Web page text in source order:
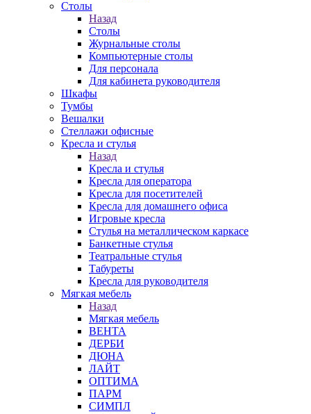
Столы
Назад
Столы
Журнальные столы
Компьютерные столы
Для персонала
Для кабинета руководителя
Шкафы
Тумбы
Вешалки
Стеллажи офисные
Кресла и стулья
Назад
Кресла и стулья
Кресла для оператора
Кресла для посетителей
Кресла для домашнего офиса
Игровые кресла
Стулья на металлическом каркасе
Банкетные стулья
Театральные стулья
Табуреты
Кресла для руководителя
Мягкая мебель
Назад
Мягкая мебель
ВЕНТА
ДЕРБИ
ДЮНА
ЛАЙТ
ОПТИМА
ПАРМ
СИМПЛ